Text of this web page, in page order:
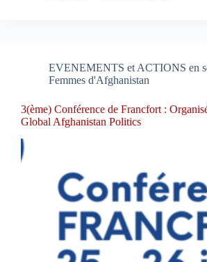
EVENEMENTS et ACTIONS en
Femmes d'Afghanistan
3(ème) Conférence de Francfort :
Global Afghanistan Politics